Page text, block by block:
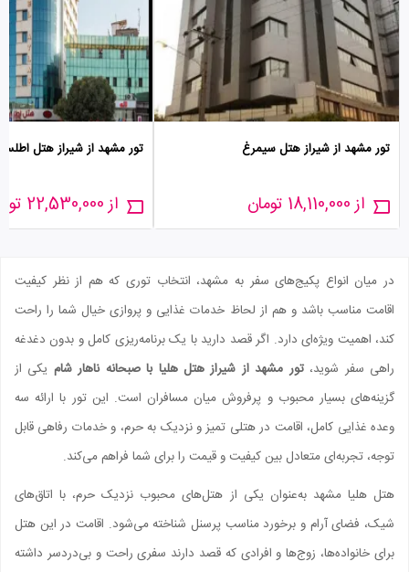
تور مشهد از شیراز هتل سیمرغ
از 18,110,000 تومان
تور مشهد از شیراز هتل اطلس
از 22,530,000 تومان
در میان انواع پکیج‌های سفر به مشهد، انتخاب توری که هم از نظر کیفیت
اقامت مناسب باشد و هم از لحاظ خدمات غذایی و پروازی خیال شما را راحت
کند، اهمیت ویژه‌ای دارد. اگر قصد دارید با یک برنامه‌ریزی کامل و بدون دغدغه
راهی سفر شوید،تور مشهد از شیراز هتل هلیا با صبحانه ناهار شام یکی از
گزینه‌های بسیار محبوب و پرفروش میان مسافران است. این تور با ارائه سه
وعده غذایی کامل، اقامت در هتلی تمیز و نزدیک به حرم، و خدمات رفاهی قابل
توجه، تجربه‌ای متعادل بین کیفیت و قیمت را برای شما فراهم می‌کند.
هتل هلیا مشهد به‌عنوان یکی از هتل‌های محبوب نزدیک حرم، با اتاق‌های
شیک، فضای آرام و برخورد مناسب پرسنل شناخته می‌شود. اقامت در این هتل
برای خانواده‌ها، زوج‌ها و افرادی که قصد دارند سفری راحت و بی‌دردسر داشته